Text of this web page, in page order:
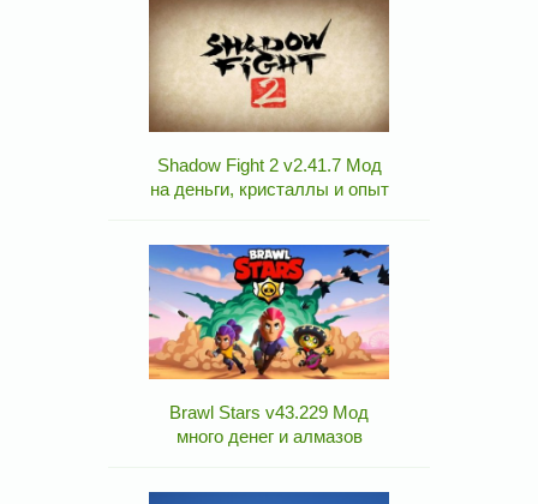
Shadow Fight 2 v2.41.7 Мод
на деньги, кристаллы и опыт
Brawl Stars v43.229 Мод
много денег и алмазов